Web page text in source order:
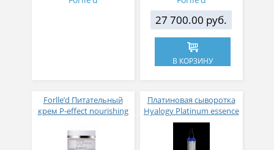
27 700.00 руб.
В КОРЗИНУ
Forlle’d Питательный
крем P-effect nourishing
Платиновая сыворотка
Hyalogy Platinum essence
Biopure for professional
30 мл